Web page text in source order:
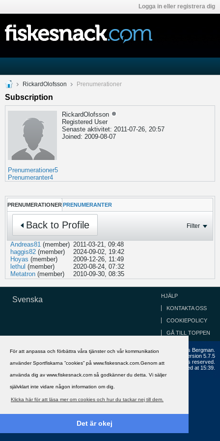
För att anpassa och förbättra våra tjänster och vår kommunikation
använder Sportfiskarna ”cookies” på www.fiskesnack.com.Genom att
använda dig av www.fiskesnack.com så godkänner du detta. Vi säljer
självklart inte vidare någon information om dig.
Klicka här för att läsa mer om cookies och hur du tackar nej till dem.
Det är okej
Logga in eller registrera dig
RickardOlofsson Prenumerationer
Subscription
RickardOlofsson
Registered User
Senaste aktivitet: 2011-07-26, 20:57
Joined: 2009-08-07
Prenumerationer5
Prenumeranter4
PRENUMERATIONER PRENUMERANTER
Back to Profile Filter
Andreas81 (member) 2011-03-21, 09:48
haggis82 (member)
2024-09-02, 19:42
Hoyas (member)
2009-12-26, 11:49
lethul (member)
2020-08-24, 07:32
Metatron (member) 2010-09-30, 08:35
Svenska HJÄLP
KONTAKTA OSS
COOKIEPOLICY
GÅ TILL TOPPEN
Copyright ©2002 - 2021, FiskeSnack.com. Grundad 2002 av Anders Bergman.
Version 5.7.5
Copyright © 2026 MH Sub I, LLC dba vBulletin. All rights reserved.
All times are GMT+1. This page was generated at 15:39.